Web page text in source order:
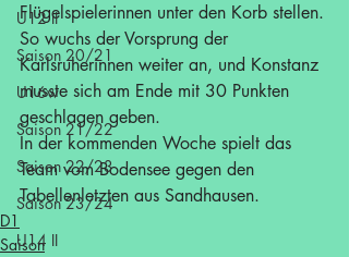
U12 II
Saison 20/21
U16w
Saison 21/22
Saison 22/23
Saison 23/24
U14 II
Flügelspielerinnen unter den Korb stellen.
So wuchs der Vorsprung der
Karlsruherinnen weiter an, und Konstanz
musste sich am Ende mit 30 Punkten
geschlagen geben.
In der kommenden Woche spielt das
Team vom Bodensee gegen den
Tabellenletzten aus Sandhausen.
D1
Saison